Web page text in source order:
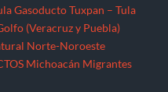
Gasoducto Tuxpan – Tula
(Veracruz y Puebla)
Norte-Noroeste
Michoacán Migrantes